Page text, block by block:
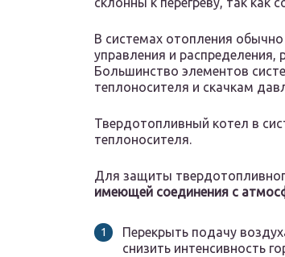
В системах отопления
управления и
Большинство элементов
теплоносителя и скачкам
Твердотопливный котел в
теплоносителя.
Для защиты
имеющей соединения с
Перекрыть подачу
снизить интенсивность